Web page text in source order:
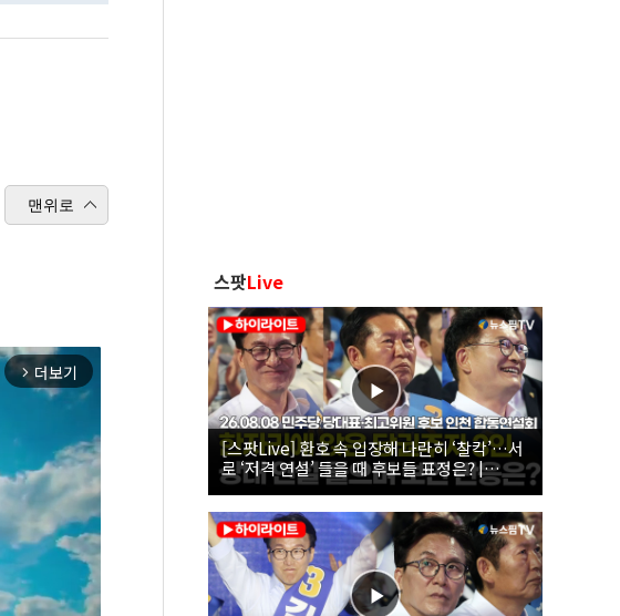
맨위로
arrow_forward_ios 더보기
스팟Live
[스팟Live] 환호 속 입장해 나란히 ‘찰칵’…서
로 ‘저격 연설’ 들을 때 후보들 표정은? |
26.08.08 더불어민주당 당대표·최고위원 후
보 인천 합동연설회